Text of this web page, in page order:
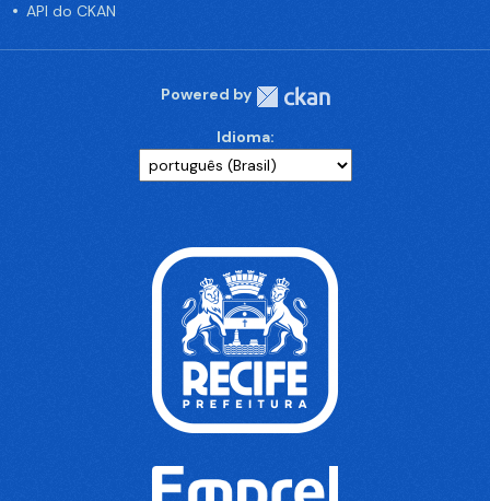
API do CKAN
Powered by
Idioma